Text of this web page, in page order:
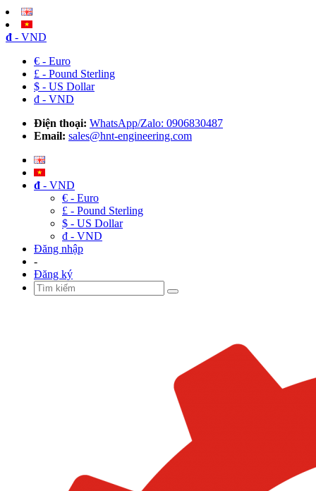
đ - VND
€ - Euro
£ - Pound Sterling
$ - US Dollar
đ - VND
Điện thoại: WhatsApp/Zalo: 0906830487
Email: sales@hnt-engineering.com
đ - VND
€ - Euro
£ - Pound Sterling
$ - US Dollar
đ - VND
Đăng nhập
-
Đăng ký